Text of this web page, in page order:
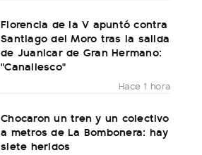
Florencia de la V apuntó contra
Santiago del Moro tras la salida
de Juanicar de Gran Hermano:
"Canallesco"
Hace 1 hora
Chocaron un tren y un colectivo
a metros de La Bombonera: hay
siete heridos